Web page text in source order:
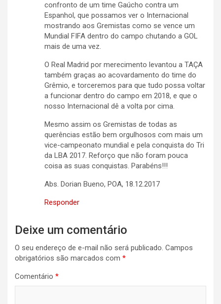
confronto de um time Gaúcho contra um
Espanhol, que possamos ver o Internacional
mostrando aos Gremistas como se vence um
Mundial FIFA dentro do campo chutando a GOL
mais de uma vez.
O Real Madrid por merecimento levantou a TAÇA
também graças ao acovardamento do time do
Grêmio, e torceremos para que tudo possa voltar
a funcionar dentro do campo em 2018, e que o
nosso Internacional dê a volta por cima.
Mesmo assim os Gremistas de todas as
querências estão bem orgulhosos com mais um
vice-campeonato mundial e pela conquista do Tri
da LBA 2017. Reforço que não foram pouca
coisa as suas conquistas. Parabéns!!!
Abs. Dorian Bueno, POA, 18.12.2017
Responder
Deixe um comentário
O seu endereço de e-mail não será publicado. Campos
obrigatórios são marcados com *
Comentário *